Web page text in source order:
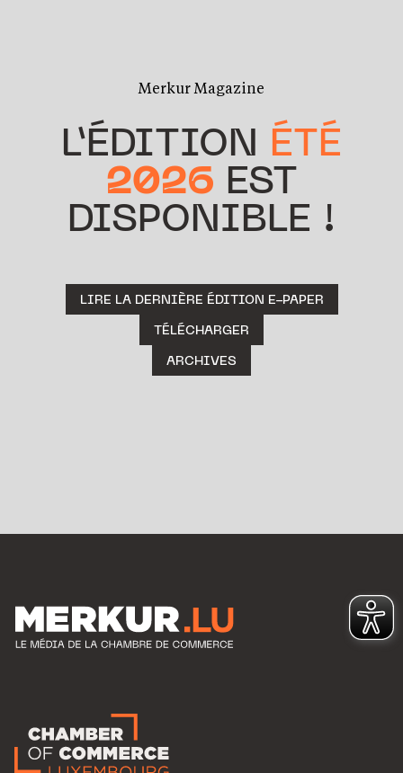
Merkur Magazine
L’ÉDITION ÉTÉ
2026 EST
DISPONIBLE !
LIRE LA DERNIÈRE ÉDITION E-PAPER
TÉLÉCHARGER
ARCHIVES